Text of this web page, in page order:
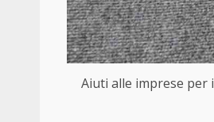
Aiuti alle imprese per